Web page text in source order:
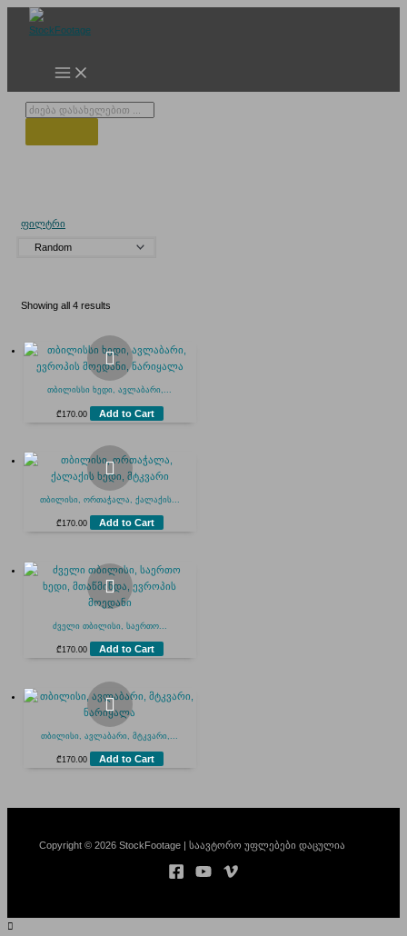
Products
ფილტრი
Showing all 4 results
თბილისსი ხედი, ავლაბარი,...
₾ 170.00 Add to Cart
თბილისი, ორთაჭალა, ქალაქის...
₾170.00 Add to Cart
ძველი თბილისი, საერთო...
₾170.00 Add to Cart
თბილისი, ავლაბარი, მტკვარი,...
₾170.00 Add to Cart
Copyright © 2026 StockFootage | საავტორო უფლებები დაცულია